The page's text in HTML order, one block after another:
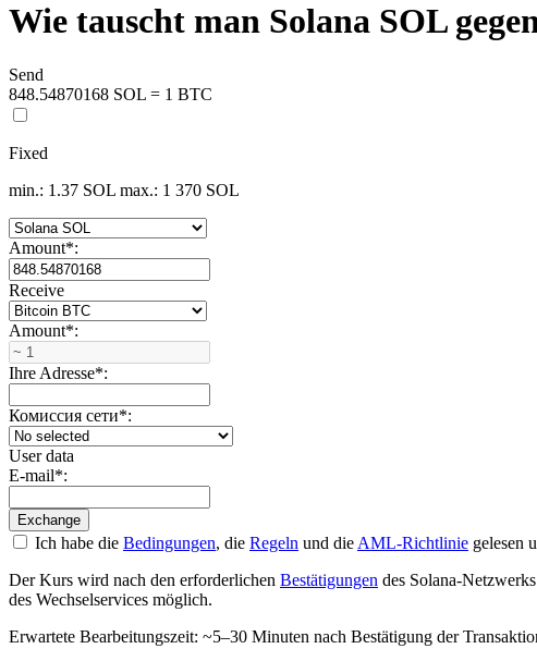
Wie tauscht man Solana SOL
Send
848.54870168 SOL = 1 BTC
Fixed
min.: 1.37 SOL max.: 1 370 SOL
Amount*:
Receive
Amount*:
Ihre Adresse*:
Комиссия сети*:
User data
E-mail*:
Ich habe die Bedingungen, die Regeln und die AML-Richtlinie gelesen
Der Kurs wird nach den erforderlichen Bestätigungen des Solana-
des Wechselservices möglich.
Erwartete Bearbeitungszeit: ~5–30 Minuten nach Bestätigung der